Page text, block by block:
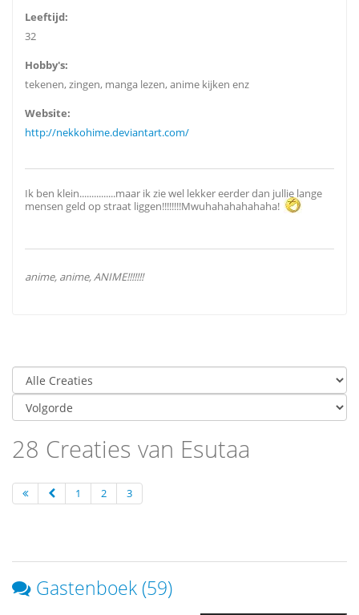
Leeftijd:
32
Hobby's:
tekenen, zingen, manga lezen, anime kijken enz
Website:
http://nekkohime.deviantart.com/
Ik ben klein...............maar ik zie wel lekker eerder dan jullie lange
mensen geld op straat liggen!!!!!!!!Mwuhahahahahaha!
anime, anime, ANIME!!!!!!!
28 Creaties van Esutaa
1 2 3
Gastenboek (59)